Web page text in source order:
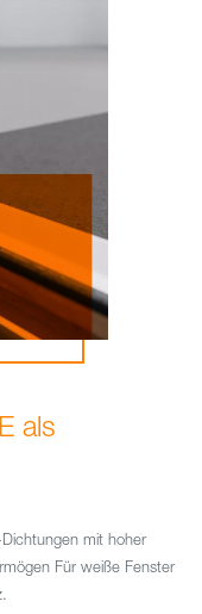
als
mit hoher
Für weiße Fenster